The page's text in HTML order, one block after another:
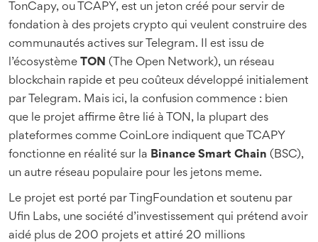
TonCapy, ou TCAPY, est un jeton créé pour servir de
fondation à des projets crypto qui veulent construire des
communautés actives sur Telegram. Il est issu de
l’écosystème TON (The Open Network), un réseau
blockchain rapide et peu coûteux développé initialement
par Telegram. Mais ici, la confusion commence : bien
que le projet affirme être lié à TON, la plupart des
plateformes comme CoinLore indiquent que TCAPY
fonctionne en réalité sur la Binance Smart Chain (BSC),
un autre réseau populaire pour les jetons meme.
Le projet est porté par TingFoundation et soutenu par
Ufin Labs, une société d’investissement qui prétend avoir
aidé plus de 200 projets et attiré 20 millions